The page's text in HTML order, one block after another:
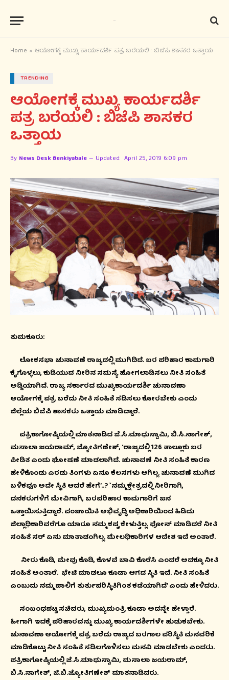
Home » ಆಯೋಗಕ್ಕೆ ಮುಖ್ಯ ಕಾರ್ಯದರ್ಶಿ ಪತ್ರ ಬರೆಯಲಿ : ಬಿಜೆಪಿ ಶಾಸಕರ ಒತ್ತಾಯ
TRENDING
ಆಯೋಗಕ್ಕೆ ಮುಖ್ಯ ಕಾರ್ಯದರ್ಶಿ
ಪತ್ರ ಬರೆಯಲಿ : ಬಿಜೆಪಿ ಶಾಸಕರ
ಒತ್ತಾಯ
By News Desk Benkiyabale Updated: April 25, 2019 6:09 pm
ತುಮಕೂರು:
ಲೋಕಸಭಾ ಚುನಾವಣೆ ರಾಜ್ಯದಲ್ಲಿ ಮುಗಿದಿದೆ. ಬರ ಪರಿಹಾರ ಕಾಮಗಾರಿ
ಕೈಗೊಳ್ಳಲು, ಕುಡಿಯುವ ನೀರಿನ ಸಮಸ್ಯೆ ಹೋಗಲಾಡಿಸಲು ನೀತಿ ಸಂಹಿತೆ
ಅಡ್ಡಿಯಾಗಿದೆ. ರಾಜ್ಯ ಸರ್ಕಾರದ ಮುಖ್ಯಕಾರ್ಯದರ್ಶಿ ಚುನಾವಣಾ
ಆಯೋಗಕ್ಕೆ ಪತ್ರ ಬರೆದು ನೀತಿ ಸಂಹಿತೆ ಸಡಿಸಲು ಕೋರಬೇಕು ಎಂದು
ಜಿಲ್ಲೆಯ ಬಿಜೆಪಿ ಶಾಸಕರು ಒತ್ತಾಯ ಮಾಡಿದ್ದಾರೆ.
ಪತ್ರಿಕಾಗೋಷ್ಠಿಯಲ್ಲಿ ಮಾತನಾಡಿದ ಜೆ.ಸಿ.ಮಾಧುಸ್ವಾಮಿ, ಬಿ.ಸಿ.ನಾಗೇಶ್,
ಮಸಾಲಾ ಜಯರಾಮ್, ಜ್ಯೋತಿಗಣೇಶ್, ‘ರಾಜ್ಯದಲ್ಲಿ 126 ತಾಲ್ಲೂಕು ಬರ
ಪೀಡಿತ ಎಂದು ಘೋಷಣೆ ಮಾಡಲಾಗಿದೆ. ಚುನಾವಣೆ ನೀತಿ ಸಂಹಿತೆ ಕಾರಣ
ಹೇಳಿಕೊಂಡು ಎರಡು ತಿಂಗಳು ಏನೂ ಕೆಲಸಗಳು ಆಗಿಲ್ಲ. ಚುನಾವಣೆ ಮುಗಿದ
ಬಳಿಕವೂ ಅದೇ ಸ್ಥಿತಿ ಆದರೆ ಹೇಗೆ’..?`ನಮ್ಮ ಕ್ಷೇತ್ರದಲ್ಲಿ ನೀರಿಗಾಗಿ,
ದನಕರುಗಳಿಗೆ ಮೇವಿಗಾಗಿ, ಬರಪರಿಹಾರ ಕಾಮಗಾರಿಗೆ ಜನ
ಒತ್ತಾಯಿಸುತ್ತಿದ್ದಾರೆ. ಪಂಚಾಯಿತಿ ಅಭಿವೃದ್ಧಿ ಅಧಿಕಾರಿಯಿಂದ ಹಿಡಿದು
ಜಿಲ್ಲಾಧಿಕಾರಿವರೆಗೂ ಯಾರೂ ನಮ್ಮ ಕಷ್ಟ ಕೇಳುತ್ತಿಲ್ಲ. ಫೋನ್ ಮಾಡಿದರೆ ನೀತಿ
ಸಂಹಿತೆ ಸರ್ ಏನು ಮಾತಾಡಂಗಿಲ್ಲ. ಮೇಲಧಿಕಾರಿಗಳ ಆದೇಶ ಇದೆ ಅಂತಾರೆ.
ನೀರು ಕೊಡಿ, ಮೇವು ಕೊಡಿ, ಕೊಳವೆ ಬಾವಿ ಕೊರೆಸಿ ಎಂದರೆ ಅದಕ್ಕೂ ನೀತಿ
ಸಂಹಿತೆ ಅಂತಾರೆ. ಭೇಟಿ ಮಾಡಲೂ ಕೂಡಾ ಆಗದ ಸ್ಥಿತಿ ಇದೆ. ನೀತಿ ಸಂಹಿತೆ
ಎಂಬುದು ನಮ್ಮ ಪಾಲಿಗೆ ತುರ್ತುಪರಿಸ್ಥಿತಿಗಿಂತ ಕಡೆಯಾಗಿದೆ’ ಎಂದು ಹೇಳಿದರು.
ಸಂಬಂಧಪಟ್ಟ ಸಚಿವರು, ಮುಖ್ಯಮಂತ್ರಿ ಕೂಡಾ ಅದನ್ನೇ ಹೇಳ್ತಾರೆ.
ಹೀಗಾಗಿ ಇದಕ್ಕೆ ಪರಿಹಾರವನ್ನು ಮುಖ್ಯ ಕಾರ್ಯದರ್ಶಿಗಳೇ ಹುಡುಕಬೇಕು.
ಚುನಾವಣಾ ಆಯೋಗಕ್ಕೆ ಪತ್ರ ಬರೆದು ರಾಜ್ಯದ ಬರಗಾಲ ಪರಿಸ್ಥಿತಿ ಮನವರಿಕೆ
ಮಾಡಿಕೊಟ್ಟು ನೀತಿ ಸಂಹಿತೆ ಸಡಿಲಗೊಳಿಸಲು ಮನವಿ ಮಾಡಬೇಕು ಎಂದರು.
ಪತ್ರಿಕಾಗೋಷ್ಠಿಯಲ್ಲಿ ಜೆ.ಸಿ.ಮಾಧುಸ್ವಾಮಿ, ಮಸಾಲಾ ಜಯರಾಮ್,
ಬಿ.ಸಿ.ನಾಗೇಶ್, ಜಿ.ಬಿ.ಜ್ಯೋತಿಗಣೇಶ್ ಮಾತನಾಡಿದರು.